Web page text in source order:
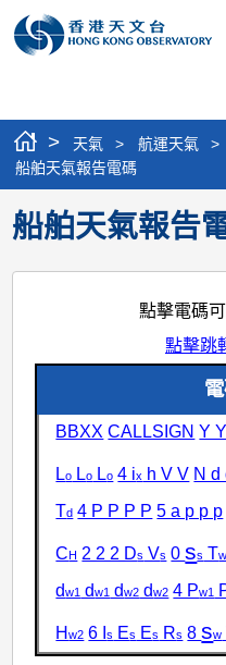
> 天氣 > 航運天氣
>
船舶天氣報告電碼
船舶天氣報告
點擊電碼
點擊跳
BBXX CALLSIGN Y
Lo Lo Lo 4 ix h V V N d
Td 4 P P P P 5 a p p p
CH 2 2 2 Ds Vs 0ss Tw
dw1 dw1 dw2 dw2 4 Pw1
Hw2 6 Is Es Es Rs 8sw